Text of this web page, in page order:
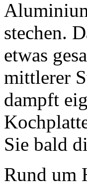
stechen.
etwas
mittlerer
dampft
Sie bald
Rund um